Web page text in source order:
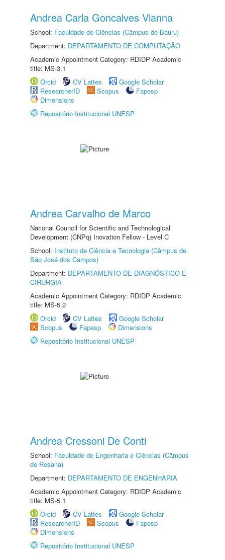
Andrea Carla Goncalves Vianna
School: Faculdade de Ciências (Câmpus de Bauru)
Department: DEPARTAMENTO DE COMPUTAÇÃO
Academic Appointment Category: RDIDP Academic
title: MS-3.1
Orcid
CV Lattes
Google Scholar
ResearcherID
Scopus
Fapesp
Dimensions
Repositório Institucional UNESP
Andrea Carvalho de Marco
National Council for Scientific and Technological
Development (CNPq) Inovation Fellow - Level C
School: Instituto de Ciência e Tecnologia (Câmpus de
São José dos Campos)
Department: DEPARTAMENTO DE DIAGNÓSTICO E
CIRURGIA
Academic Appointment Category: RDIDP Academic
title: MS-5.2
Orcid
CV Lattes
Google Scholar
Scopus
Fapesp
Dimensions
Repositório Institucional UNESP
Andrea Cressoni De Conti
School: Faculdade de Engenharia e Ciências (Câmpus
de Rosana)
Department: DEPARTAMENTO DE ENGENHARIA
Academic Appointment Category: RDIDP Academic
title: MS-5.1
Orcid
CV Lattes
Google Scholar
ResearcherID
Scopus
Fapesp
Dimensions
Repositório Institucional UNESP